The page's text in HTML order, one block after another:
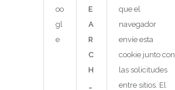
oo
gl
e
E
A
R
C
H
que el
navegador
envíe esta
cookie junto con
las solicitudes
entre sitios. El